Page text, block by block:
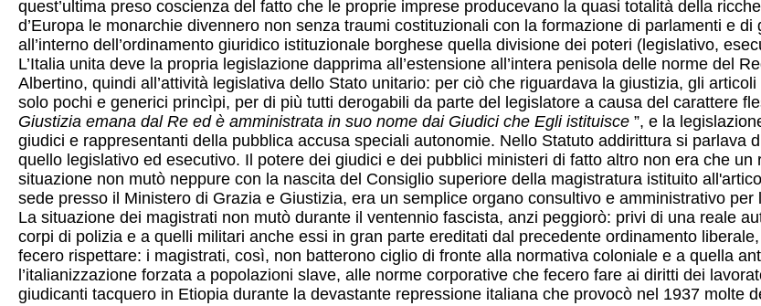
quest’ultima preso coscienza del fatto che le proprie imprese producevano la quasi totalità della
d’Europa le monarchie divennero non senza traumi costituzionali con la formazione di parlamenti e
all’interno dell’ordinamento giuridico istituzionale borghese quella divisione dei poteri (legislativo,
L’Italia unita deve la propria legislazione dapprima all’estensione all’intera penisola delle norme del
Albertino, quindi all’attività legislativa dello Stato unitario: per ciò che riguardava la giustizia, gli
solo pochi e generici princìpi, per di più tutti derogabili da parte del legislatore a causa del carattere
Giustizia emana dal Re ed è amministrata in suo nome dai Giudici che Egli istituisce”, e la
giudici e rappresentanti della pubblica accusa speciali autonomie. Nello Statuto addirittura si parlava
quello legislativo ed esecutivo. Il potere dei giudici e dei pubblici ministeri di fatto altro non era che
situazione non mutò neppure con la nascita del Consiglio superiore della magistratura istituito
sede presso il Ministero di Grazia e Giustizia, era un semplice organo consultivo e amministrativo
La situazione dei magistrati non mutò durante il ventennio fascista, anzi peggiorò: privi di una reale
corpi di polizia e a quelli militari anche essi in gran parte ereditati dal precedente ordinamento
fecero rispettare: i magistrati, così, non batterono ciglio di fronte alla normativa coloniale e a quella
l’italianizzazione forzata a popolazioni slave, alle norme corporative che fecero fare ai diritti dei
giudicanti tacquero in Etiopia durante la devastante repressione italiana che provocò nel 1937 molte